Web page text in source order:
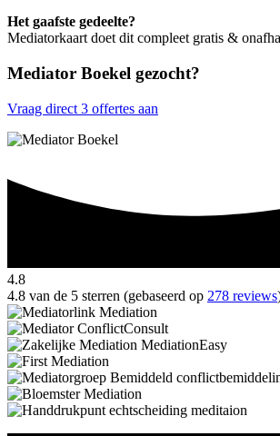
Het gaafste gedeelte?
Mediatorkaart doet dit compleet gratis &
Mediator Boekel gezocht?
Vraag direct 3 offertes aan
4.8
4.8 van de 5 sterren (gebaseerd op 278 reviews